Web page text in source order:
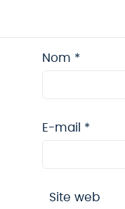
Nom *
E-mail *
Site web